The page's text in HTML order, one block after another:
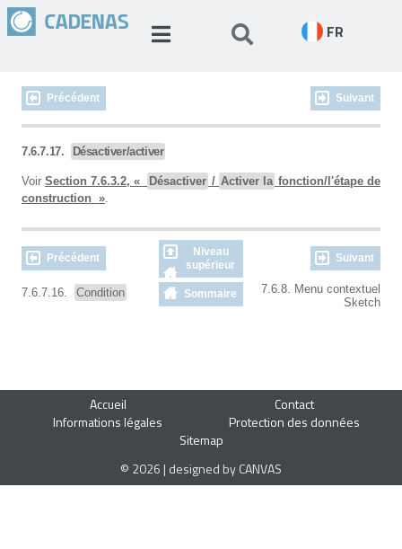
FR
Précédent Suivant
7.6.7.17. Désactiver/activer
Voir Section 7.6.3.2, « Désactiver / Activer la fonction/l'étape de
construction ».
Précédent
Niveau
supérieur
Suivant
7.6.7.16. Condition Sommaire
7.6.8. Menu contextuel
Sketch
Accueil
Contact
Informations légales
Protection des données
Sitemap
© 2026 | designed by CANVAS